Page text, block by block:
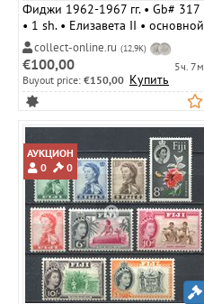
Фиджи 1962-1967 гг. • Gb# 317
• 1 sh. • Елизавета II • основной
выпуск • карта островов • MLH
OG VF
collect-online.ru (12,9K)
€100,00
5ч. 7м.
Buyout price: €150,00 Купить
АУКЦИОН
0
0